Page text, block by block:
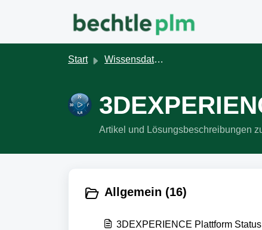
Start Wissensdatenbank
Artikel und Lösungsbeschreibungen
Allgemein (16)
3DEXPERIENCE Plattform Status